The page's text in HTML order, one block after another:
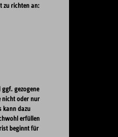
zu richten an:
gezogene
nicht oder nur
kann dazu
erfüllen
beginnt für